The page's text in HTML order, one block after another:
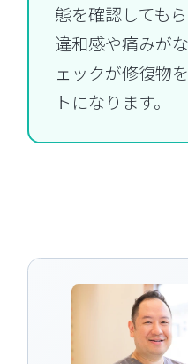
態を確認しても
違和感や痛みが
ェックが修復物
トになります。